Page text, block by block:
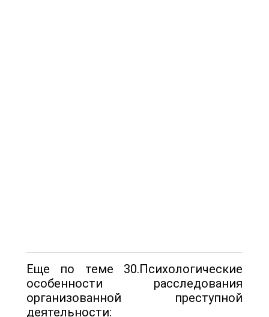
Еще по теме 30.Психологические
особенности расследования
организованной преступной
деятельности: